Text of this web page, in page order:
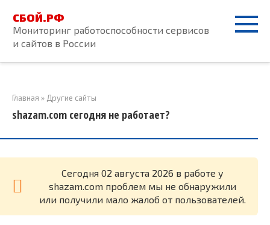
контенту
СБОЙ.РФ
Мониторинг работоспособности сервисов
и сайтов в России
Главная » Другие сайты
shazam.com сегодня не работает?
Cегодня 02 августа 2026 в работе у
shazam.com проблем мы не обнаружили
или получили мало жалоб от пользователей.